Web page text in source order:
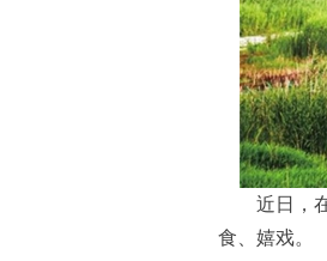
近日，在
食、嬉戏。